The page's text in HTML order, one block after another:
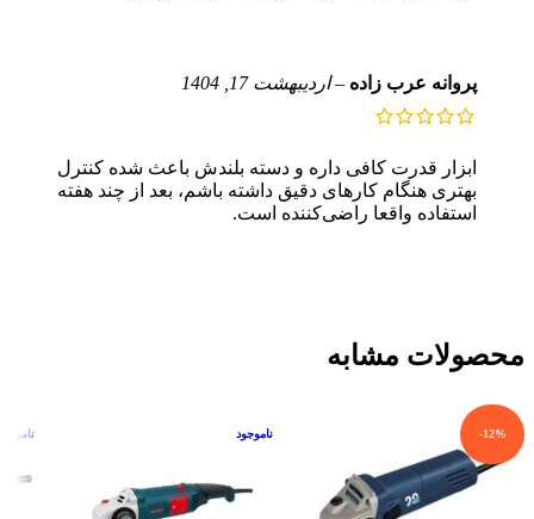
پروانه عرب زاده – اردیبهشت 17, 1404
ابزار قدرت کافی داره و دسته بلندش باعث شده کنترل
بهتری هنگام کارهای دقیق داشته باشم، بعد از چند هفته
استفاده واقعا راضی‌کننده است.
محصولات مشابه
-12% ناموجود ناموجود